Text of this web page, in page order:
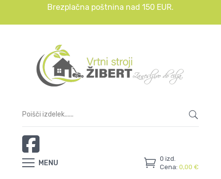
Brezplačna poštnina nad 150 EUR.
0 izd.
Cena: 0,00 €
MENU